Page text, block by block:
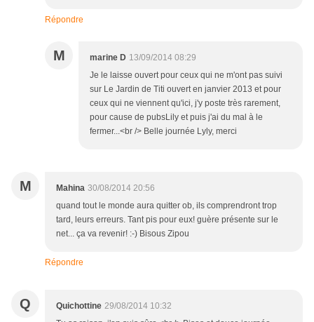
Répondre
M marine D 13/09/2014 08:29
Je le laisse ouvert pour ceux qui ne m'ont pas suivi
sur Le Jardin de Titi ouvert en janvier 2013 et pour
ceux qui ne viennent qu'ici, j'y poste très rarement,
pour cause de pubsLily et puis j'ai du mal à le
fermer...<br /> Belle journée Lyly, merci
M Mahina 30/08/2014 20:56
quand tout le monde aura quitter ob, ils comprendront trop
tard, leurs erreurs. Tant pis pour eux! guère présente sur le
net... ça va revenir! :-) Bisous Zipou
Répondre
Q Quichottine 29/08/2014 10:32